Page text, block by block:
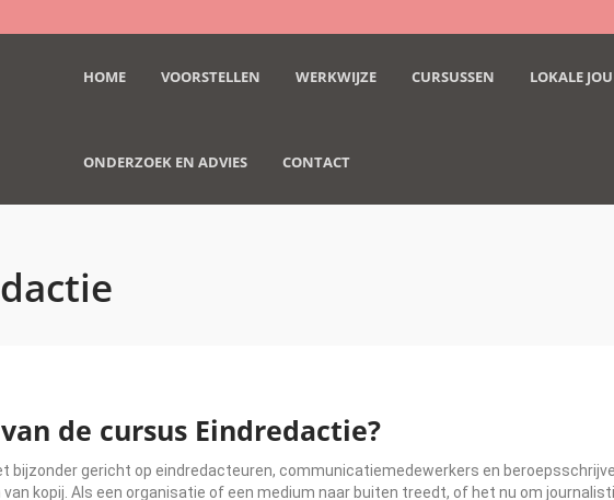
HOME VOORSTELLEN WERKWIJZE CURSUSSEN LOKALE
ONDERZOEK EN ADVIES CONTACT
de cursus Eindredactie?
bijzonder gericht op eindredacteuren, communicatiemedewerkers en
kopij. Als een organisatie of een medium naar buiten treedt, of het nu om